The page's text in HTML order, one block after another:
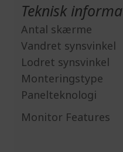
Teknisk
Antal skærme
Vandret synsvinkel
Lodret synsvinkel
Monteringstype
Panelteknologi
Monitor Features